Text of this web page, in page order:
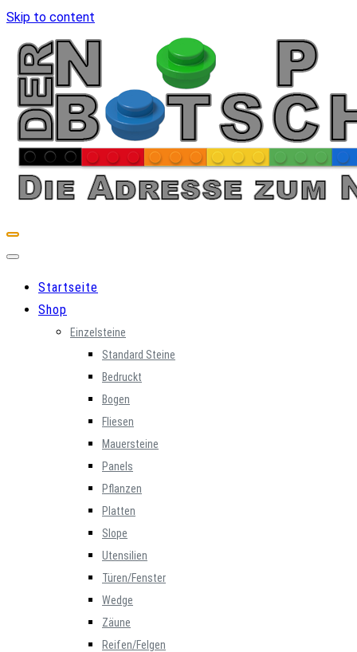
Skip to content
Startseite
Shop
Einzelsteine
Standard Steine
Bedruckt
Bogen
Fliesen
Mauersteine
Panels
Pflanzen
Platten
Slope
Utensilien
Türen/Fenster
Wedge
Zäune
Reifen/Felgen